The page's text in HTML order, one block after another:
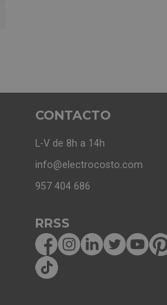
CONTACTO
L-V de 8h a 14h
info@electrocosto.com
957 404 686
RRSS